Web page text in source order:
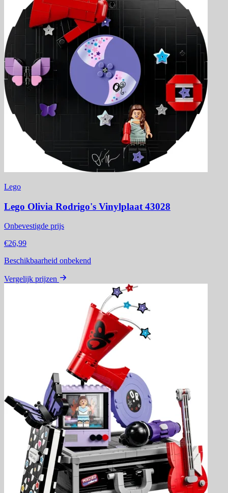
Lego
Lego Olivia Rodrigo's Vinylplaat 43028
Onbevestigde prijs
€26,99
Beschikbaarheid onbekend
Vergelijk prijzen